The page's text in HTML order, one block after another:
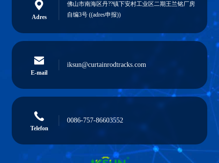
Adres
佛山市南海区丹??镇下安村工业区二期王兰铭厂房
自编3号 ((adres申报))
E-mail
iksun@curtainrodtracks.com
Telefon
0086-757-86603552